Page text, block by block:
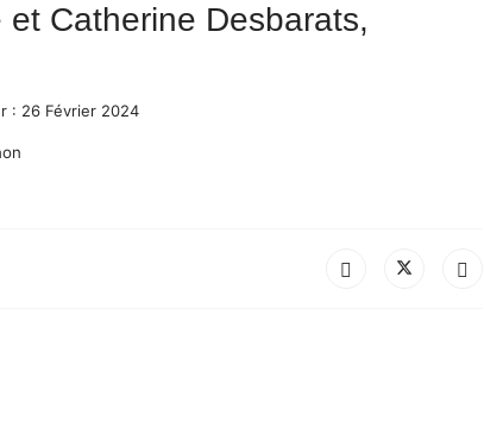
et Catherine Desbarats,
: 26 Février 2024